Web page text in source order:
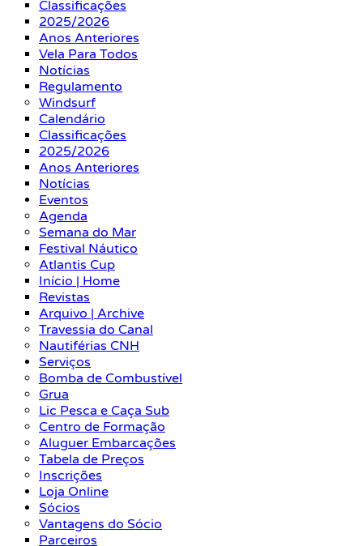
Classificações
2025/2026
Anos Anteriores
Vela Para Todos
Notícias
Regulamento
Windsurf
Calendário
Classificações
2025/2026
Anos Anteriores
Notícias
Eventos
Agenda
Semana do Mar
Festival Náutico
Atlantis Cup
Início | Home
Revistas
Arquivo | Archive
Travessia do Canal
Nautiférias CNH
Serviços
Bomba de Combustível
Grua
Lic Pesca e Caça Sub
Centro de Formação
Aluguer Embarcações
Tabela de Preços
Inscrições
Loja Online
Sócios
Vantagens do Sócio
Parceiros